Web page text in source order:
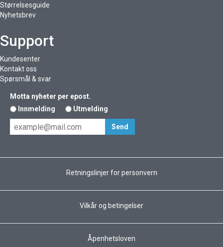
Størrelsesguide
Nyhetsbrev
Support
Kundesenter
Kontakt oss
Spørsmål & svar
Motta nyheter per epost.
Innmelding
Utmelding
Retningslinjer for personvern
Vilkår og betingelser
Åpenhetsloven